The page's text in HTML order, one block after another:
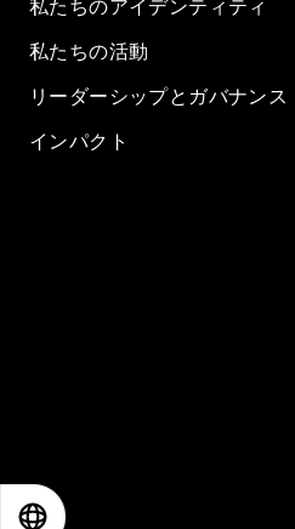
私たちのアイデンティティ
私たちの活動
リーダーシップとガバナンス
インパクト